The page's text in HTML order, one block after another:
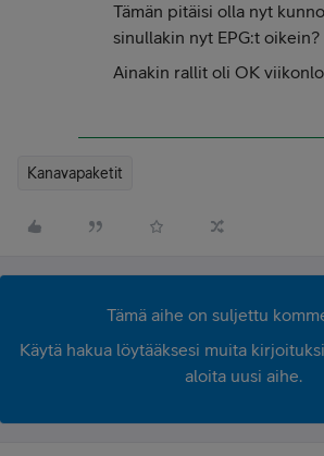
Tämän pitäisi olla nyt
sinullakin nyt EPG:t oikein?
Ainakin rallit oli OK
Kanavapaketit
Tämä aihe on suljettu
Käytä hakua löytääksesi muita
aloita uusi aihe.